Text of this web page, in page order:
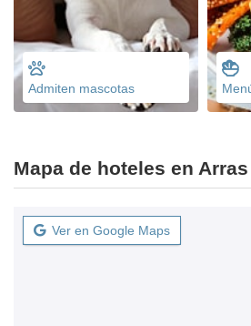
Admiten mascotas
Mapa de hoteles en Arras
Ver en Google Maps